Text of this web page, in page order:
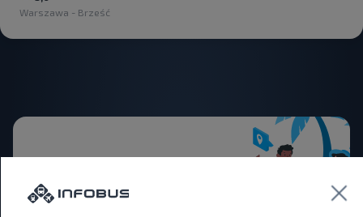
Warszawa - Brześć
Chcesz